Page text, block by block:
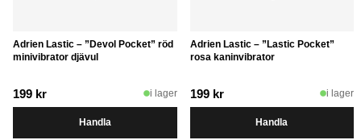
Adrien Lastic – ”Devol Pocket” röd
minivibrator djävul
199 kr i lager
Handla
Adrien Lastic – ”Lastic Pocket”
rosa kaninvibrator
199 kr i lager
Handla